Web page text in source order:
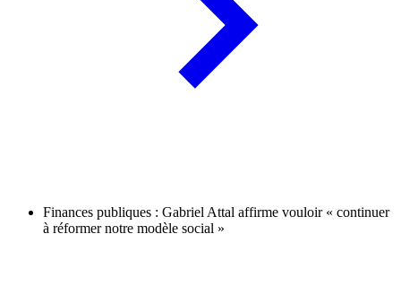
Finances publiques : Gabriel Attal affirme vouloir « continuer
à réformer notre modèle social »